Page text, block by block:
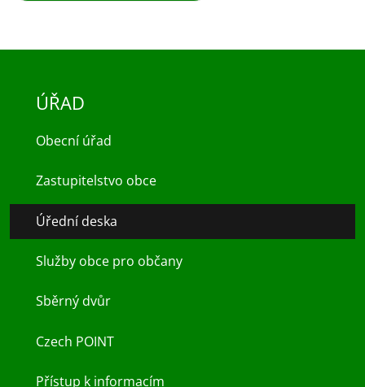
ÚŘAD
Obecní úřad
Zastupitelstvo obce
Úřední deska
Služby obce pro občany
Sběrný dvůr
Czech POINT
Přístup k informacím